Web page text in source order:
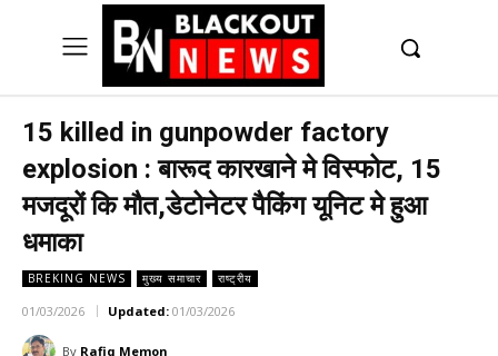
15 killed in gunpowder factory
explosion : बारूद कारखाने मे विस्फोट, 15
मजदूरों कि मौत,डेटोनेटर पैकिंग यूनिट मे हुआ
धमाका
BREKING NEWS मुख्य समाचार राष्ट्रीय
01/03/2026 Updated: 01/03/2026
By Rafiq Memon